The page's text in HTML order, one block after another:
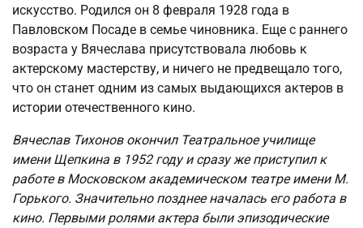
искусство. Родился он 8 февраля 1928 года в
Павловском Посаде в семье чиновника. Еще с раннего
возраста у Вячеслава присутствовала любовь к
актерскому мастерству, и ничего не предвещало того,
что он станет одним из самых выдающихся актеров в
истории отечественного кино.
Вячеслав Тихонов окончил Театральное училище
имени Щепкина в 1952 году и сразу же приступил к
работе в Московском академическом театре имени М.
Горького. Значительно позднее началась его работа в
кино. Первыми ролями актера были эпизодические